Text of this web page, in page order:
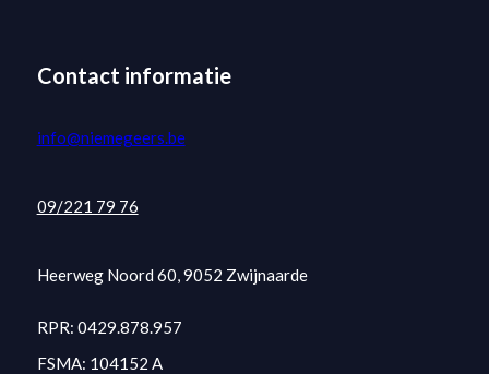
Contact informatie
info@niemegeers.be
09/221 79 76
Heerweg Noord 60, 9052 Zwijnaarde
RPR: 0429.878.957
FSMA: 104152 A